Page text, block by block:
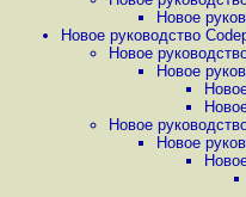
Новое
Новое руководство
Новое
Новое
Новое
Новое